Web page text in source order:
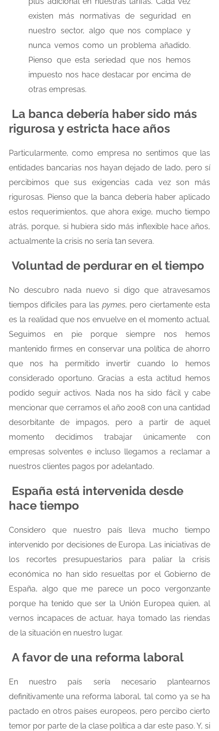
existen más normativas de seguridad en
nuestro sector, algo que nos complace y
nunca vemos como un problema añadido.
Pienso que esta seriedad que nos hemos
impuesto nos hace destacar por encima de
otras empresas.
La banca debería haber sido más
rigurosa y estricta hace años
Particularmente, como empresa no sentimos que las
entidades bancarias nos hayan dejado de lado, pero sí
percibimos que sus exigencias cada vez son más
rigurosas. Pienso que la banca debería haber aplicado
estos requerimientos, que ahora exige, mucho tiempo
atrás, porque, si hubiera sido más inflexible hace años,
actualmente la crisis no sería tan severa.
Voluntad de perdurar en el tiempo
No descubro nada nuevo si digo que atravesamos
tiempos difíciles para las pymes, pero ciertamente esta
es la realidad que nos envuelve en el momento actual.
Seguimos en pie porque siempre nos hemos
mantenido firmes en conservar una política de ahorro
que nos ha permitido invertir cuando lo hemos
considerado oportuno. Gracias a esta actitud hemos
podido seguir activos. Nada nos ha sido fácil y cabe
mencionar que cerramos el año 2008 con una cantidad
desorbitante de impagos, pero a partir de aquel
momento decidimos trabajar únicamente con
empresas solventes e incluso llegamos a reclamar a
nuestros clientes pagos por adelantado.
España está intervenida desde
hace tiempo
Considero que nuestro país lleva mucho tiempo
intervenido por decisiones de Europa. Las iniciativas de
los recortes presupuestarios para paliar la crisis
económica no han sido resueltas por el Gobierno de
España, algo que me parece un poco vergonzante
porque ha tenido que ser la Unión Europea quien, al
vernos incapaces de actuar, haya tomado las riendas
de la situación en nuestro lugar.
A favor de una reforma laboral
En nuestro país sería necesario plantearnos
definitivamente una reforma laboral, tal como ya se ha
pactado en otros países europeos, pero percibo cierto
temor por parte de la clase política a dar este paso. Y, si